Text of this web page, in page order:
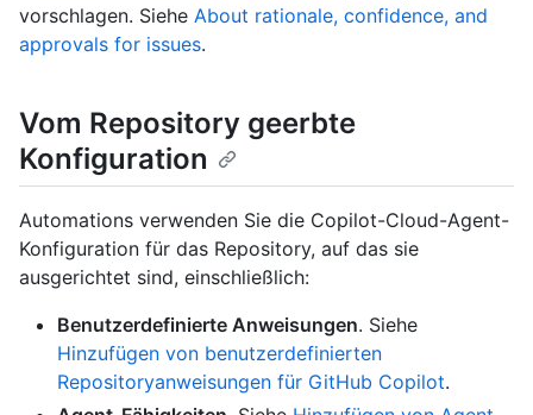
vorschlagen. Siehe About rationale, confidence, and
approvals for issues.
Vom Repository geerbte
Konfiguration
Automations verwenden Sie die Copilot-Cloud-Agent-
Konfiguration für das Repository, auf das sie
ausgerichtet sind, einschließlich:
Benutzerdefinierte Anweisungen. Siehe
Hinzufügen von benutzerdefinierten
Repositoryanweisungen für GitHub Copilot.